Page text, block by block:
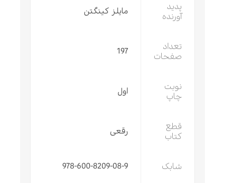
پدید
آورنده
مایلز کینگتن
تعداد
صفحات
197
نوبت
چاپ
اول
قطع
کتاب
رقعی
شابک 978-600-8209-08-9